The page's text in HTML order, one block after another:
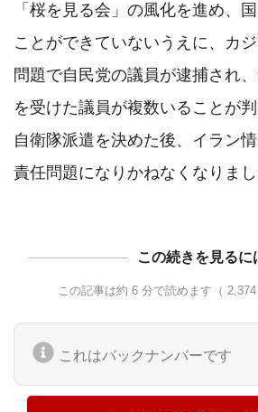
「桜を見る会」の風化を進め、
ことができていないうえに、カ
問題で自民党の議員が逮捕され
を受けた議員が複数いることが
自衛隊派遣を決めた後、イラン
この続きを見るに
この記事は約 6 分で読めます（
これはバックナンバーです